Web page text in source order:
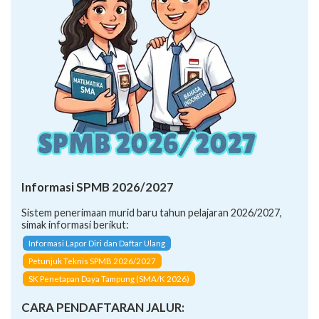
Informasi SPMB 2026/2027
Sistem penerimaan murid baru tahun pelajaran 2026/2027,
simak informasi berikut:
Informasi Lapor Diri dan Daftar Ulang
Petunjuk Teknis SPMB 2026/2027
SK Penetapan Daya Tampung (SMA/K 2026)
CARA PENDAFTARAN JALUR: